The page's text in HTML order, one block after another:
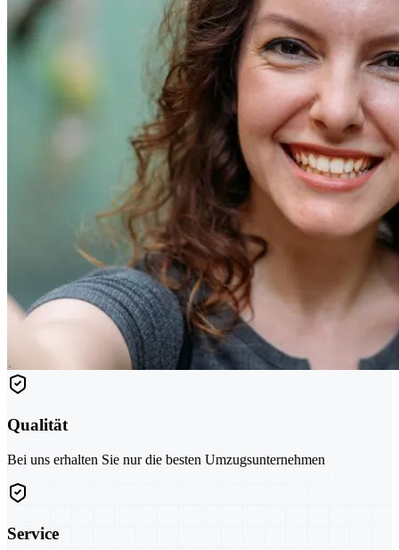
Qualität
Bei uns erhalten Sie nur die besten Umzugsunternehmen
Service